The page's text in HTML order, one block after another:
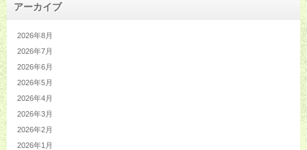
アーカイブ
2026年8月
2026年7月
2026年6月
2026年5月
2026年4月
2026年3月
2026年2月
2026年1月